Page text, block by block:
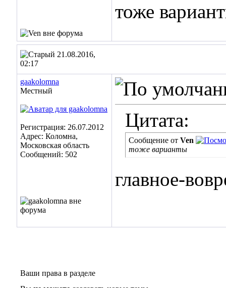
тоже
21.08.2016,
02:17
gaakolomna
Местный
Регистрация: 26.07.2012
Адрес: Коломна,
Московская область
Сообщений: 502
Цитата:
Сообщение от Ven
тоже варианты
главное-
Ваши права в разделе